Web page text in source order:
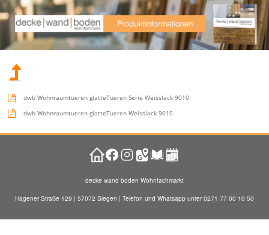
.
dwb Wohnraumtueren glatteTueren Serie Weisslack 9010
dwb Wohnraumtueren glatteTueren Weisslack 9010
decke wand boden Wohnfachmarkt
Hagener Straße 129 | 57072 Siegen | Telefon und Whatsapp unter 0271 77 00 10 50